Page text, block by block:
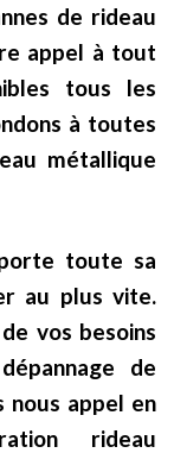
de rideau
appel à tout
tous les
à toutes
métallique
toute sa
au plus vite.
vos besoins
de
nous appel en
rideau